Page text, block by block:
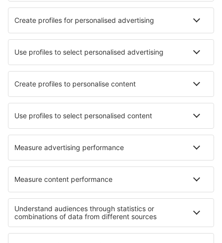
Hoteluri în Lenk
Cele mai bune hoteluri - orașe
Hoteluri în Kisdorf Hoteluri în Protte
Hoteluri în Kaub Hoteluri în Fougueyrolles
Hoteluri în Winningen Hoteluri în Pusy-et-Épenoux
Hoteluri în Chillicothe
Cele mai bune hoteluri - regiuni
Hoteluri în Zermatt Hoteluri în Davos Klosters
Hoteluri în St. Moritz Hoteluri în Saas-Fee
Hoteluri în Jungfrau Hoteluri În Cluj-Napoca județul